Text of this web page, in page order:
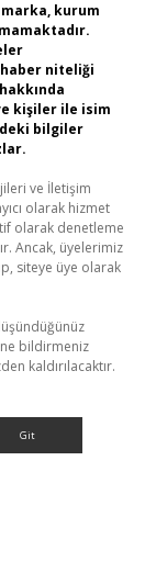
kurum
niteliği
kişiler ile isim
bilgiler
ve İletişim
olarak hizmet
olarak denetleme
Ancak, üyelerimiz
siteye üye olarak
bildirmeniz
kaldırılacaktır.